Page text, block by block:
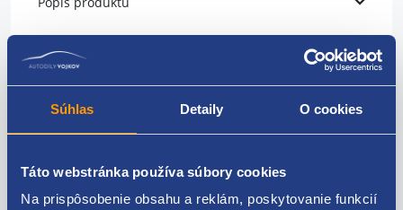
Súhlas Detaily O cookies
Táto webstránka používa súbory cookies
Na prispôsobenie obsahu a reklám, poskytovanie funkcií
Tlmič perovania komplet
strana: ľavá = pravá
komplet: tlmič, doraz, uloženie
ŠKODA original: 6C0513025AL 6Q0513025P